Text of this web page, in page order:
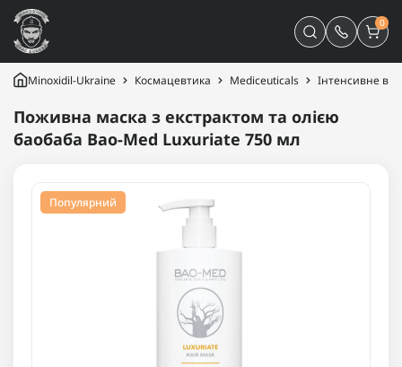
0
Minoxidil-Ukraine Космацевтика Mediceuticals Інтенсивне
Поживна маска з екстрактом та олією
баобаба Bao-Med Luxuriate 750 мл
Популярний